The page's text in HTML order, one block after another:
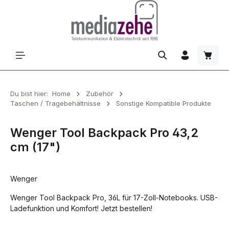
Du bist hier: Home
Zubehör
Taschen / Tragebehältnisse
Sonstige Kompatible Produkte
Wenger Tool Backpack Pro 43,2
cm (17")
Wenger
Wenger Tool Backpack Pro, 36L für 17-Zoll-Notebooks. USB-
Ladefunktion und Komfort! Jetzt bestellen!